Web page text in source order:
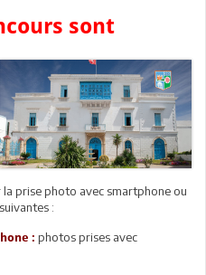
sont
prise photo avec smartphone ou
:
: photos prises avec